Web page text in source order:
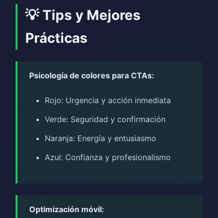
💡 Tips y Mejores
Prácticas
Psicología de colores para CTAs:
Rojo: Urgencia y acción inmediata
Verde: Seguridad y confirmación
Naranja: Energía y entusiasmo
Azul: Confianza y profesionalismo
Optimización móvil: